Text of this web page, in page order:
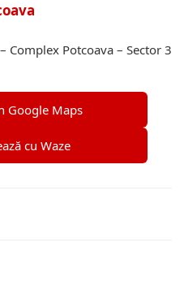
Complex Potcoava – Sector 3
Google Maps
cu Waze